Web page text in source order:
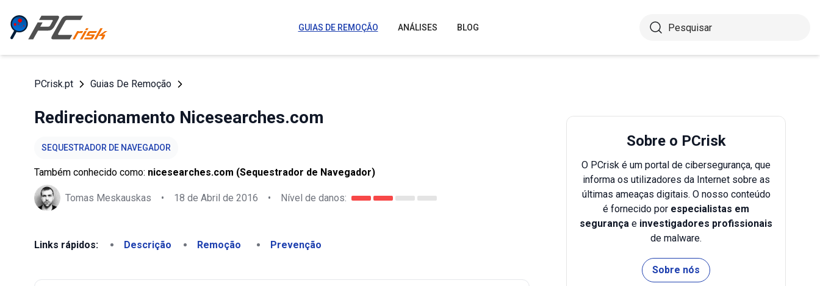
GUIAS DE REMOÇÃO ANÁLISES BLOG
PCrisk.pt Guias De Remoção
Redirecionamento Nicesearches.com
SEQUESTRADOR DE NAVEGADOR
Também conhecido como: nicesearches.com (Sequestrador de Navegador)
Tomas Meskauskas • 18 de Abril de 2016 • Nível de danos:
Links rápidos: Descrição Remoção Prevenção
Sobre o PCrisk
O PCrisk é um portal de cibersegurança, que
informa os utilizadores da Internet sobre as
últimas ameaças digitais. O nosso conteúdo
é fornecido por especialistas em
segurança e investigadores profissionais
de malware.
Sobre nós